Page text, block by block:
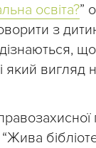
освіта?”
з
який вигляд